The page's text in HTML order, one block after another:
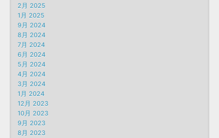
2月 2025
1月 2025
9月 2024
8月 2024
7月 2024
6月 2024
5月 2024
4月 2024
3月 2024
1月 2024
12月 2023
10月 2023
9月 2023
8月 2023